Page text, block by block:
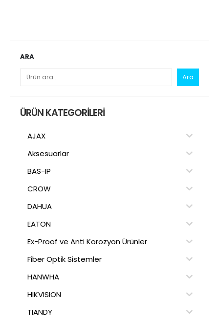
ARA
Ara
ÜRÜN KATEGORILERI
AJAX
Aksesuarlar
BAS-IP
CROW
DAHUA
EATON
Ex-Proof ve Anti Korozyon Ürünler
Fiber Optik Sistemler
HANWHA
HIKVISION
TIANDY